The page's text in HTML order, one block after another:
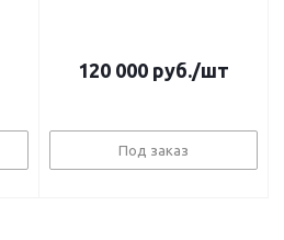
120 000 руб./шт
Под заказ